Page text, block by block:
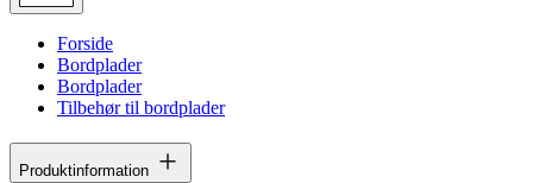
Forside
Bordplader
Bordplader
Tilbehør til bordplader
Produktinformation